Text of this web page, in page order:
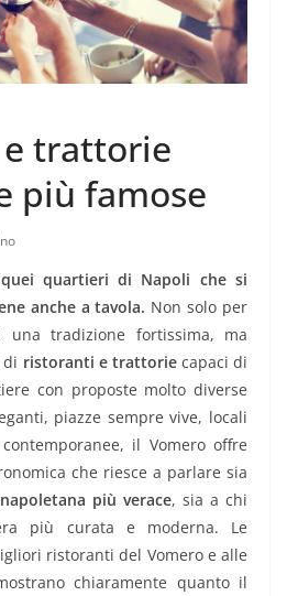
trattorie
più famose
quartieri di Napoli che si
anche a tavola. Non solo per
tradizione fortissima, ma
di ristoranti e trattoriecapaci di
con proposte molto diverse
piazze sempre vive, locali
il Vomero offre
che riesce a parlare sia
più verace, sia a chi
più curata e moderna. Le
ristoranti del Vomero e alle
chiaramente quanto il